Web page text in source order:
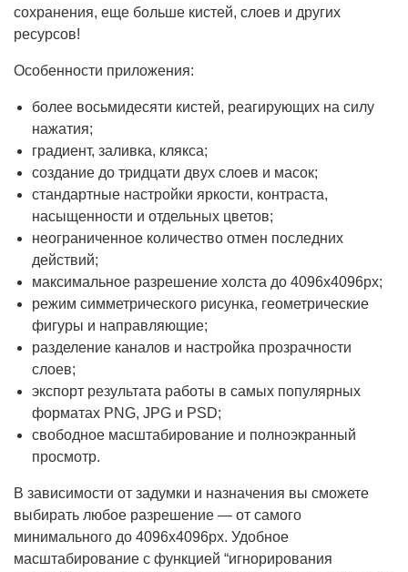
сохранения, еще больше кистей, слоев и других
ресурсов!
Особенности приложения:
более восьмидесяти кистей, реагирующих на силу
нажатия;
градиент, заливка, клякса;
создание до тридцати двух слоев и масок;
стандартные настройки яркости, контраста,
насыщенности и отдельных цветов;
неограниченное количество отмен последних
действий;
максимальное разрешение холста до 4096x4096px;
режим симметрического рисунка, геометрические
фигуры и направляющие;
разделение каналов и настройка прозрачности
слоев;
экспорт результата работы в самых популярных
форматах PNG, JPG и PSD;
свободное масштабирование и полноэкранный
просмотр.
В зависимости от задумки и назначения вы сможете
выбирать любое разрешение — от самого
минимального до 4096x4096px. Удобное
масштабирование с функцией “игнорирования